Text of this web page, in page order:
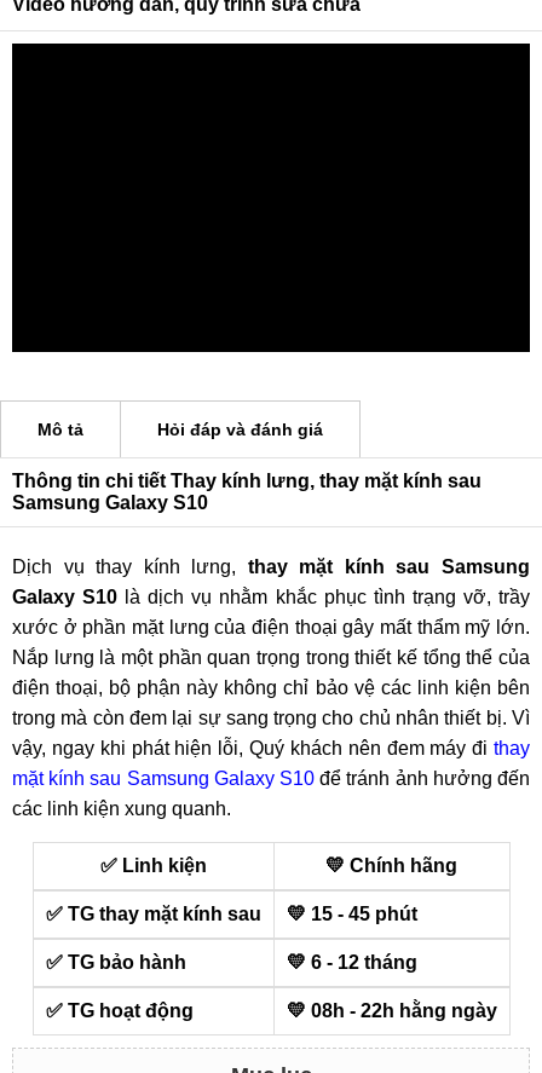
Video hướng dẫn, quy trình sửa chữa
Mô tả Hỏi đáp và đánh giá
Thông tin chi tiết Thay kính lưng, thay mặt kính sau
Samsung Galaxy S10
Dịch vụ thay kính lưng, thay mặt kính sau Samsung
Galaxy S10 là dịch vụ nhằm khắc phục tình trạng vỡ, trầy
xước ở phần mặt lưng của điện thoại gây mất thẩm mỹ lớn.
Nắp lưng là một phần quan trọng trong thiết kế tổng thể của
điện thoại, bộ phận này không chỉ bảo vệ các linh kiện bên
trong mà còn đem lại sự sang trọng cho chủ nhân thiết bị. Vì
vậy, ngay khi phát hiện lỗi, Quý khách nên đem máy đi thay
mặt kính sau Samsung Galaxy S10 để tránh ảnh hưởng đến
các linh kiện xung quanh.
✅ Linh kiện 💛 Chính hãng
✅ TG thay mặt kính sau 💛 15 - 45 phút
✅ TG bảo hành 💛 6 - 12 tháng
✅ TG hoạt động 💛 08h - 22h hằng ngày